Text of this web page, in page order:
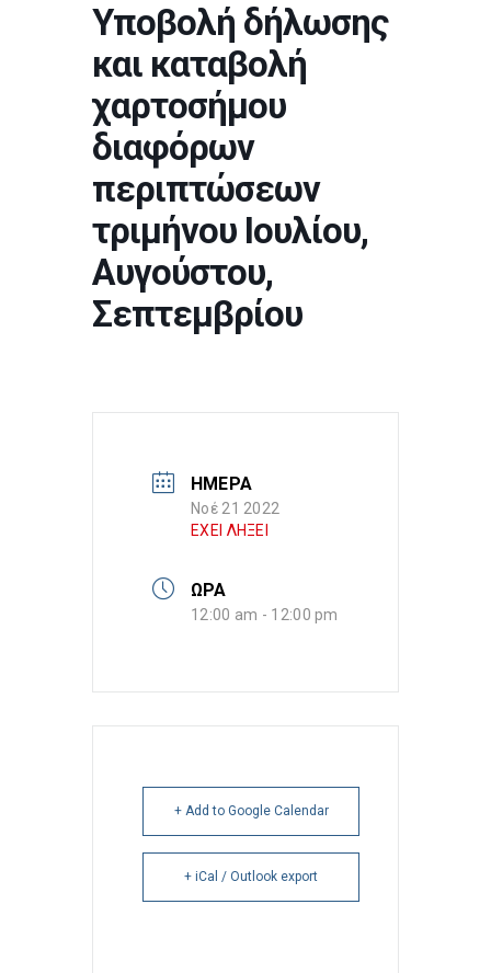
Υποβολή δήλωσης
και καταβολή
χαρτοσήμου
διαφόρων
περιπτώσεων
τριμήνου Ιουλίου,
Αυγούστου,
Σεπτεμβρίου
ΗΜΕΡΑ
Νοέ 21 2022
ΕΧΕΙ ΛΗΞΕΙ
ΩΡΑ
12:00 am - 12:00 pm
+ Add to Google Calendar
+ iCal / Outlook export